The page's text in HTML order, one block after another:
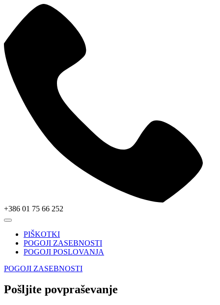
+386 01 75 66 252
PIŠKOTKI
POGOJI ZASEBNOSTI
POGOJI POSLOVANJA
POGOJI ZASEBNOSTI
Pošljite povpraševanje